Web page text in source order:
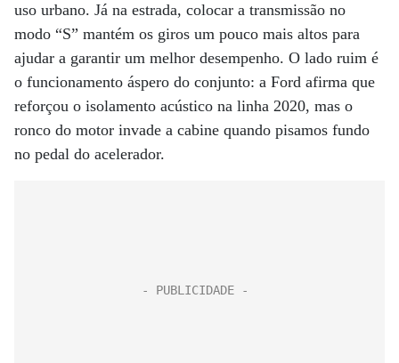
uso urbano. Já na estrada, colocar a transmissão no
modo “S” mantém os giros um pouco mais altos para
ajudar a garantir um melhor desempenho. O lado ruim é
o funcionamento áspero do conjunto: a Ford afirma que
reforçou o isolamento acústico na linha 2020, mas o
ronco do motor invade a cabine quando pisamos fundo
no pedal do acelerador.